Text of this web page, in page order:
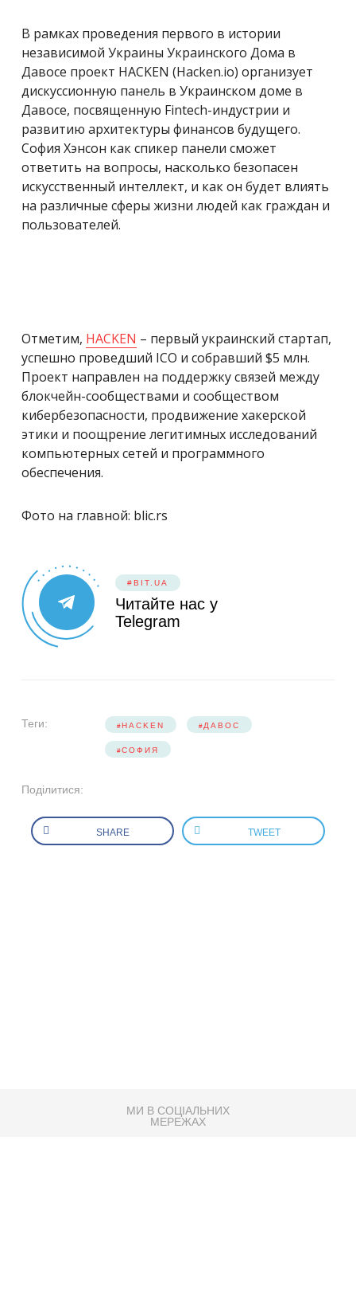
В рамках проведения первого в истории
независимой Украины Украинского Дома в
Давосе проект HACKEN (Hacken.io) организует
дискуссионную панель в Украинском доме в
Давосе, посвященную Fintech-индустрии и
развитию архитектуры финансов будущего.
София Хэнсон как спикер панели сможет
ответить на вопросы, насколько безопасен
искусственный интеллект, и как он будет влиять
на различные сферы жизни людей как граждан и
пользователей.
Отметим, HACKEN – первый украинский стартап,
успешно проведший ICO и собравший $5 млн.
Проект направлен на поддержку связей между
блокчейн-сообществами и сообществом
кибербезопасности, продвижение хакерской
этики и поощрение легитимных исследований
компьютерных сетей и программного
обеспечения.
Фото на главной: blic.rs
#BIT.UA
Читайте нас у
Telegram
Теги: HACKEN ДАВОС
СОФИЯ
Поділитися:
SHARE TWEET
МИ В СОЦІАЛЬНИХ
МЕРЕЖАХ